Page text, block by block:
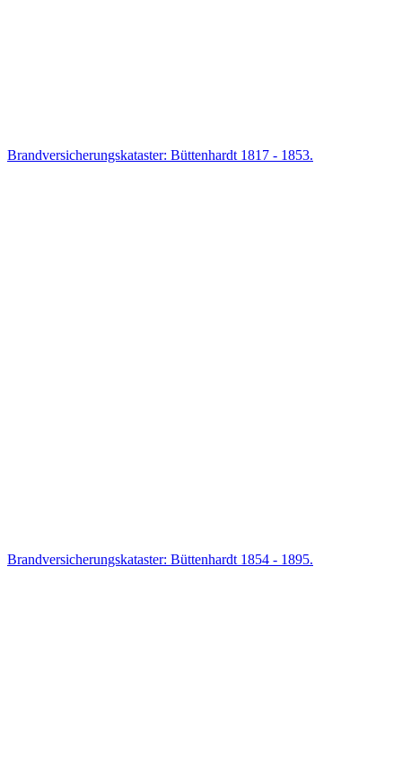
Brandversicherungskataster: Büttenhardt 1817 - 1853.
Brandversicherungskataster: Büttenhardt 1854 - 1895.